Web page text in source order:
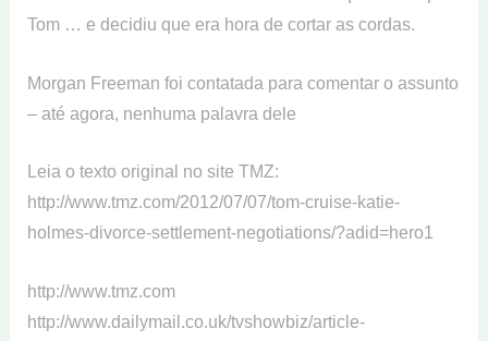
Tom … e decidiu que era hora de cortar as cordas.
Morgan Freeman foi contatada para comentar o assunto
– até agora, nenhuma palavra dele
Leia o texto original no site TMZ:
http://www.tmz.com/2012/07/07/tom-cruise-katie-
holmes-divorce-settlement-negotiations/?adid=hero1
http://www.tmz.com
http://www.dailymail.co.uk/tvshowbiz/article-